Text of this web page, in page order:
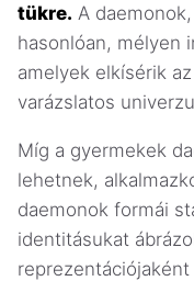
tükre. A
hasonlóan, mélyen
amelyek elkísérik
varázslatos
Míg a gyermekek
lehetnek,
daemonok formái
identitásukat